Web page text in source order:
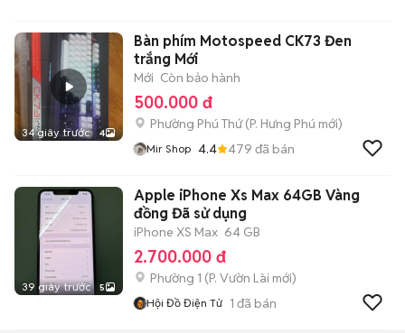
34 giây trước 4
Bàn phím Motospeed CK73 Đen
trắng Mới
Mới Còn bảo hành
500.000 đ
Phường Phú Thứ(P. Hưng Phú mới)
Mir Shop 4.4 479 đã bán
39 giây trước 5
Apple iPhone Xs Max 64GB Vàng
đồng Đã sử dụng
iPhone XS Max 64 GB
2.700.000 đ
Phường 1 (P. Vườn Lài mới)
Hội Đồ Điện Tử 1 đã bán